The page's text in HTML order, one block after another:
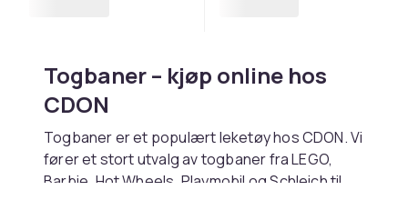
Togbaner – kjøp online hos
CDON
Togbaner er et populært leketøy hos CDON. Vi
fører et stort utvalg av togbaner fra LEGO,
Barbie, Hot Wheels, Playmobil og Schleich til